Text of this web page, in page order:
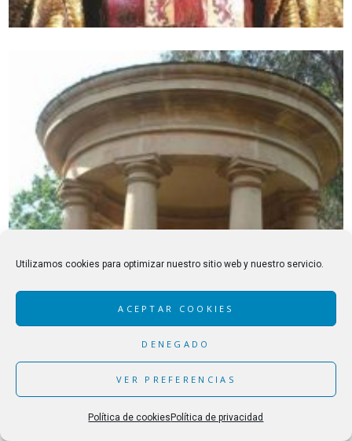
Utilizamos cookies para optimizar nuestro sitio web y nuestro servicio.
ACEPTAR COOKIES
DENEGADO
VER PREFERENCIAS
Política de cookies Política de privacidad